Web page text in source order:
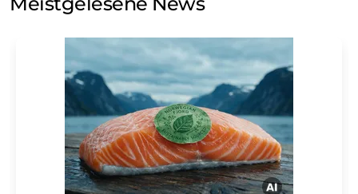
Einwilligung können Sie jederzeit ohne Angabe von
Str. 2, 12489 Berlin oder per E-Mail unter
widerruf@lumitos.commit Wirkung für die Zukunft
widerrufen. Zudem ist in jeder E-Mail ein Link zur
Abbestellung des entsprechenden Newsletters
enthalten.